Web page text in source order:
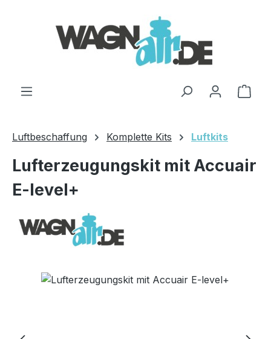
Luftbeschaffung Komplette Kits Luftkits
Lufterzeugungskit mit Accuair
E-level+
Bildergalerie überspringen